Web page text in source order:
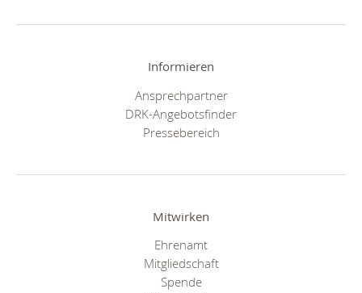
Informieren
Ansprechpartner
DRK-Angebotsfinder
Pressebereich
Mitwirken
Ehrenamt
Mitgliedschaft
Spende